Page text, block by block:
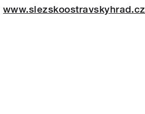
www.slezskoostravskyhrad.cz